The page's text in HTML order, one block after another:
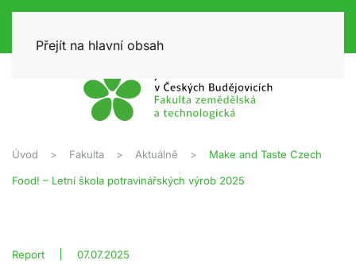
Přejít na hlavní obsah
Úvod Fakulta Aktuálně Make and Taste Czech
Food! – Letní škola potravinářských výrob 2025
Report 07.07.2025